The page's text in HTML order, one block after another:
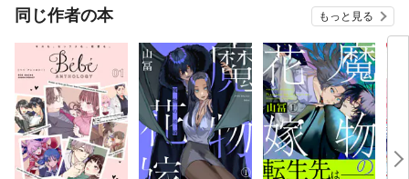
同じ作者の本 もっと見る